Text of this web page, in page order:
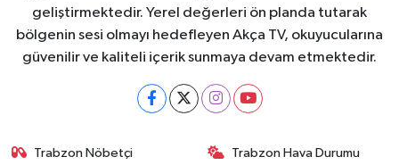
geliştirmektedir. Yerel değerleri ön planda tutarak
bölgenin sesi olmayı hedefleyen Akça TV, okuyucularına
güvenilir ve kaliteli içerik sunmaya devam etmektedir.
Trabzon Nöbetçi
Trabzon Hava Durumu